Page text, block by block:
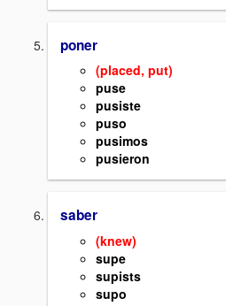
poner
(placed, put)
puse
pusiste
puso
pusimos
pusieron
saber
(knew)
supe
supists
supo